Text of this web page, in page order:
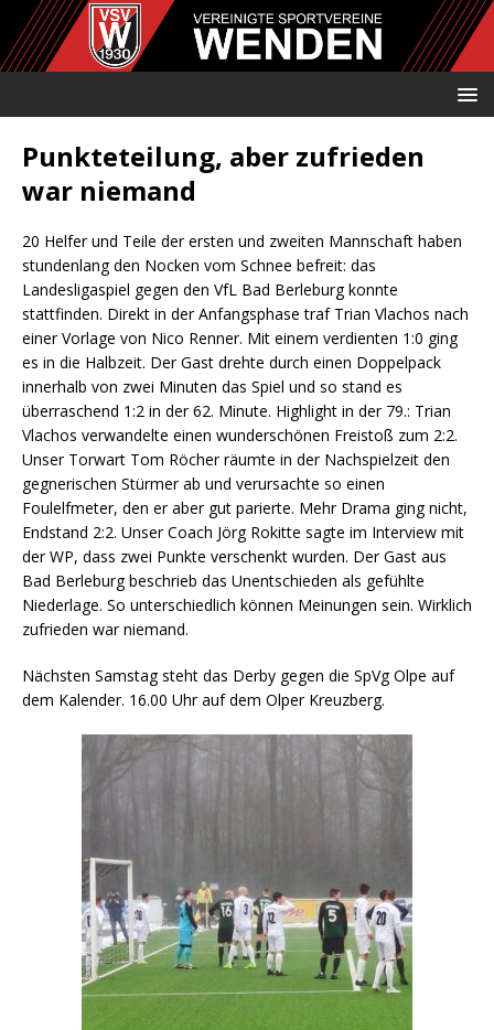
Punkteteilung, aber zufrieden
war niemand
20 Helfer und Teile der ersten und zweiten Mannschaft haben
stundenlang den Nocken vom Schnee befreit: das
Landesligaspiel gegen den VfL Bad Berleburg konnte
stattfinden. Direkt in der Anfangsphase traf Trian Vlachos nach
einer Vorlage von Nico Renner. Mit einem verdienten 1:0 ging
es in die Halbzeit. Der Gast drehte durch einen Doppelpack
innerhalb von zwei Minuten das Spiel und so stand es
überraschend 1:2 in der 62. Minute. Highlight in der 79.: Trian
Vlachos verwandelte einen wunderschönen Freistoß zum 2:2.
Unser Torwart Tom Röcher räumte in der Nachspielzeit den
gegnerischen Stürmer ab und verursachte so einen
Foulelfmeter, den er aber gut parierte. Mehr Drama ging nicht,
Endstand 2:2. Unser Coach Jörg Rokitte sagte im Interview mit
der WP, dass zwei Punkte verschenkt wurden. Der Gast aus
Bad Berleburg beschrieb das Unentschieden als gefühlte
Niederlage. So unterschiedlich können Meinungen sein. Wirklich
zufrieden war niemand.
Nächsten Samstag steht das Derby gegen die SpVg Olpe auf
dem Kalender. 16.00 Uhr auf dem Olper Kreuzberg.